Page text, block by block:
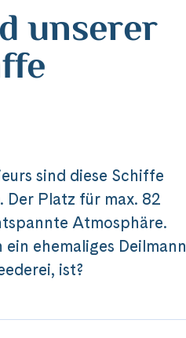
unserer
sind diese Schiffe
Platz für max. 82
Atmosphäre.
ehemaliges Deilmann
ist?